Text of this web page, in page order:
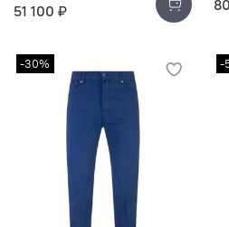
51 100 ₽
-30% -